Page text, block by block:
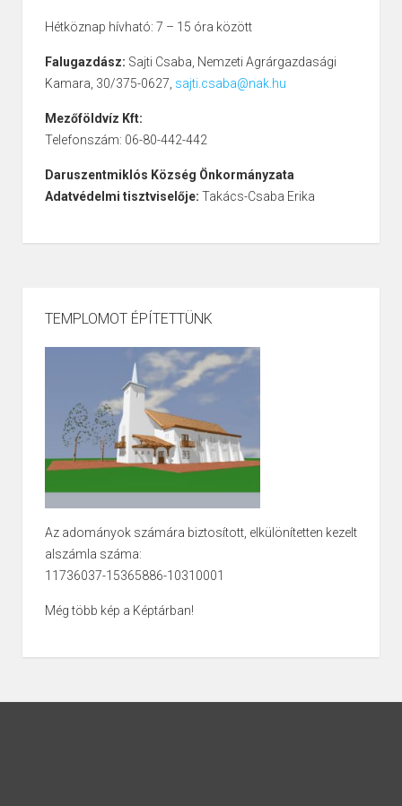
Hétköznap hívható: 7 – 15 óra között
Falugazdász: Sajti Csaba, Nemzeti Agrárgazdasági
Kamara, 30/375-0627, sajti.csaba@nak.hu
Mezőföldvíz Kft:
Telefonszám: 06-80-442-442
Daruszentmiklós Község Önkormányzata
Adatvédelmi tisztviselője: Takács-Csaba Erika
TEMPLOMOT ÉPÍTETTÜNK
Az adományok számára biztosított, elkülönítetten kezelt
alszámla száma:
11736037-15365886-10310001
Még több kép a Képtárban!